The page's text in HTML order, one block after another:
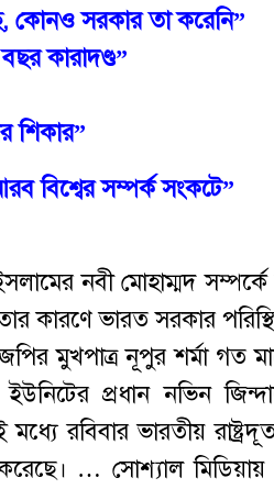
কোনও সরকার তা করেনি”
কারাদণ্ড”
শিকার”
বিশ্বের সম্পর্ক সংকটে”
নবী মোহাম্মদ সম্পর্কে
ভারত সরকার
মুখপাত্র নূপুর শর্মা গত
প্রধান নভিন
রবিবার ভারতীয়
… সোশ্যাল